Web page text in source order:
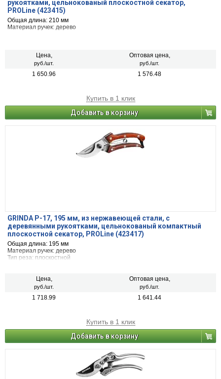
рукоятками, цельнокованый плоскостной секатор,
PROLine (423415)
Общая длина: 210 мм
Материал ручек: дерево
Цена,
руб./шт.
Оптовая цена,
руб./шт.
1 650.96 1 576.48
Купить в 1 клик
Добавить в корзину
GRINDA P-17, 195 мм, из нержавеющей стали, с
деревянными рукоятками, цельнокованый компактный
плоскостной секатор, PROLine (423417)
Общая длина: 195 мм
Материал ручек: дерево
Тип реза: плоскостной
Цена,
руб./шт.
Оптовая цена,
руб./шт.
1 718.99 1 641.44
Купить в 1 клик
Добавить в корзину